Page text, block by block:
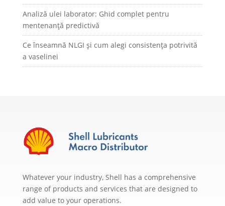
Analiză ulei laborator: Ghid complet pentru
mentenanță predictivă
Ce înseamnă NLGI și cum alegi consistența potrivită
a vaselinei
Whatever your industry, Shell has a comprehensive
range of products and services that are designed to
add value to your operations.